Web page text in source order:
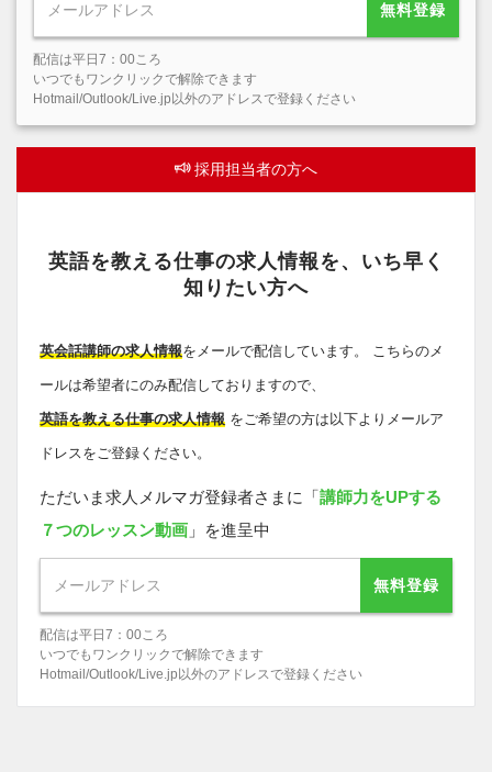
無料登録
配信は平日7：00ころ
いつでもワンクリックで解除できます
Hotmail/Outlook/Live.jp以外のアドレスで登録ください
採用担当者の方へ
英語を教える仕事の求人情報を、いち早く
知りたい方へ
英会話講師の求人情報をメールで配信しています。 こちらのメ
ールは希望者にのみ配信しておりますので、
英語を教える仕事の求人情報 をご希望の方は以下よりメールア
ドレスをご登録ください。
ただいま求人メルマガ登録者さまに「講師力をUPする
７つのレッスン動画 」を進呈中
無料登録
配信は平日7：00ころ
いつでもワンクリックで解除できます
Hotmail/Outlook/Live.jp以外のアドレスで登録ください